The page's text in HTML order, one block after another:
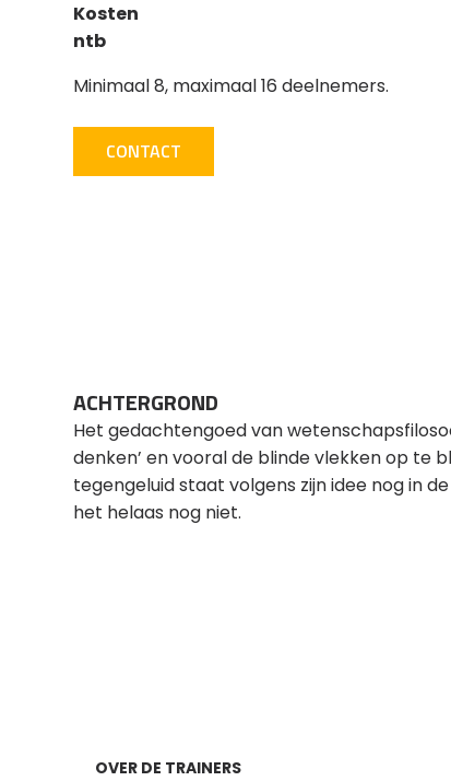
Kosten
ntb
Minimaal 8, maximaal 16 deelnemers.
CONTACT
ACHTERGROND
Het gedachtengoed van
denken’ en vooral de blinde vlekken op te
tegengeluid staat volgens zijn idee nog in
het helaas nog niet.
OVER DE TRAINERS